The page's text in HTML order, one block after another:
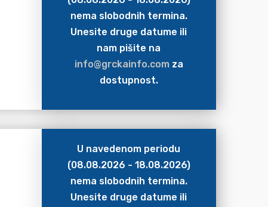
nema slobodnih termina.
Unesite druge datume ili
nam pišite na
info@grckainfo.comza
dostupnost.
U navedenom periodu
(08.08.2026 - 18.08.2026)
nema slobodnih termina.
Unesite druge datume ili